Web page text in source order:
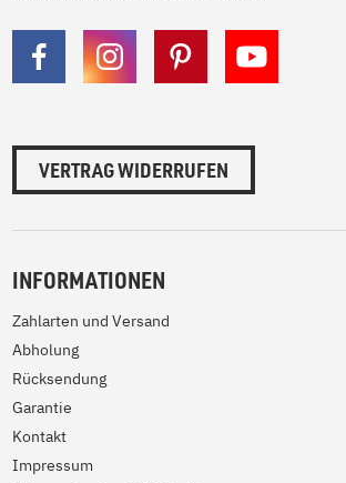
VERTRAG WIDERRUFEN
INFORMATIONEN
Zahlarten und Versand
Abholung
Rücksendung
Garantie
Kontakt
Impressum